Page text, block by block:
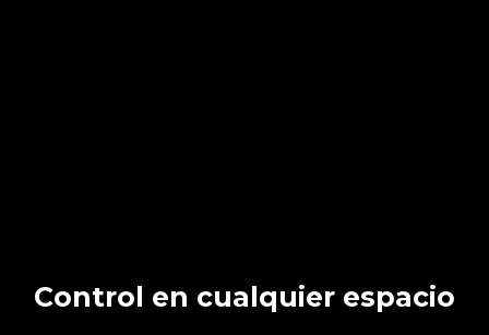
Control en cualquier espacio